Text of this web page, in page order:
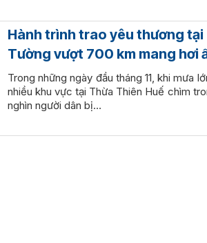
Hành trình trao yêu thương tại
Tường vượt 700 km mang hơi
Trong những ngày đầu tháng 11, khi mưa
nhiều khu vực tại Thừa Thiên Huế chìm
nghìn người dân bị…